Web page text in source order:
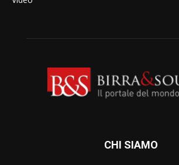
CHI SIAMO